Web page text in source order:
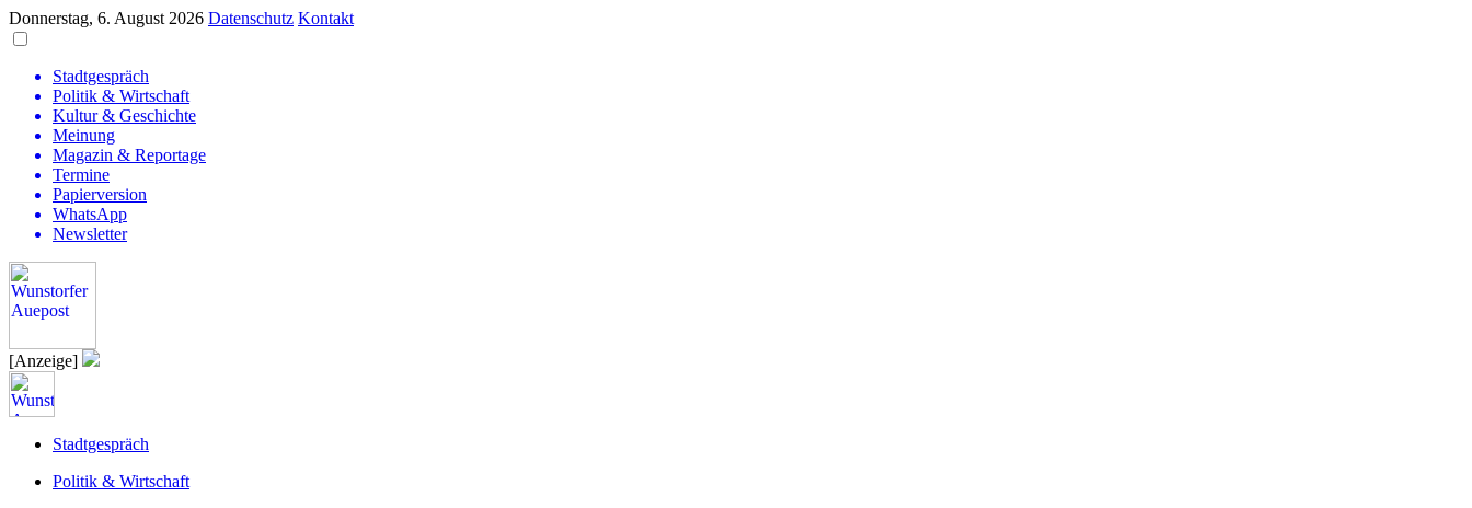
Donnerstag, 6. August 2026 Datenschutz Kontakt
Stadtgespräch
Politik & Wirtschaft
Kultur & Geschichte
Meinung
Magazin & Reportage
Termine
Papierversion
WhatsApp
Newsletter
[Anzeige]
Stadtgespräch
Politik & Wirtschaft